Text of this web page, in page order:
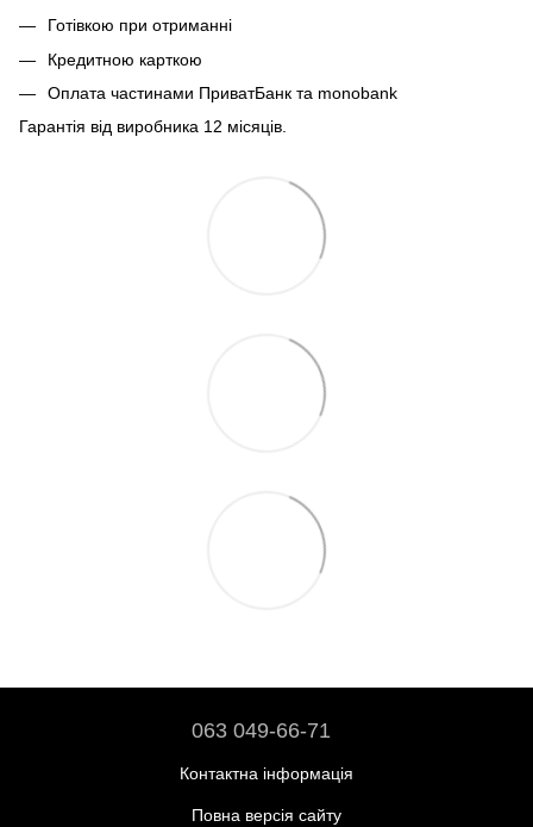
Готівкою при отриманні
Кредитною карткою
Оплата частинами ПриватБанк та monobank
Гарантія від виробника 12 місяців.
063 049-66-71
Контактна інформація
Повна версія сайту